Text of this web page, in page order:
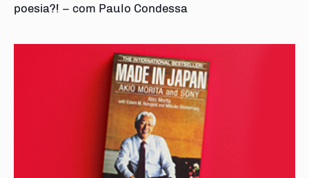
poesia?! – com Paulo Condessa